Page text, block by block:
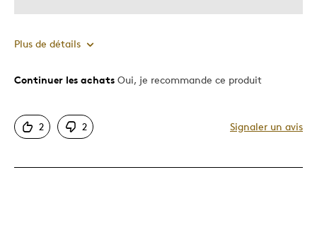
Plus de détails
Le pour
Continuer les achats Oui, je recommande ce produit
2 2 Signaler un avis